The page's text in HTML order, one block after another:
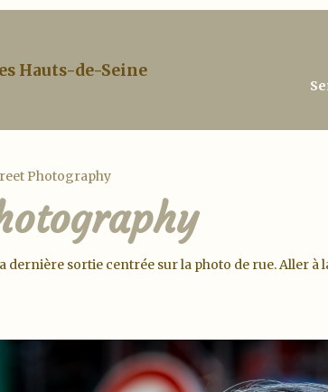
Hauts-de-Seine
Photography
dernière sortie centrée sur la photo de rue. Aller